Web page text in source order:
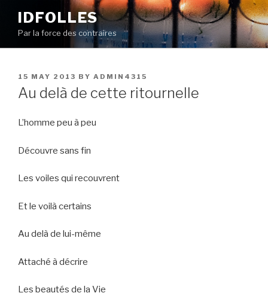
content
IDFOLLES
Par la force des contraires
POSTED
ON
15 MAY 2013 BY ADMIN4315
Au delà de cette ritournelle
L’homme peu à peu
Découvre sans fin
Les voiles qui recouvrent
Et le voilà certains
Au delà de lui-même
Attaché à décrire
Les beautés de la Vie